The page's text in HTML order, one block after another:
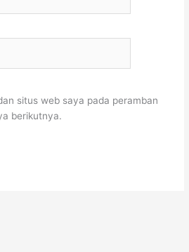
situs web saya pada peramban
berikutnya.